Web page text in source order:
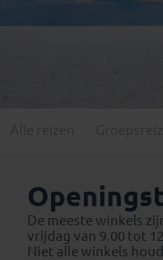
De meeste winkels
vrijdag van 9.00 tot
Niet alle winkels